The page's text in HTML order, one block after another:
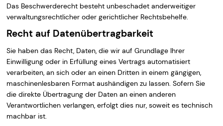
Das Beschwerderecht besteht unbeschadet anderweitiger
verwaltungsrechtlicher oder gerichtlicher Rechtsbehelfe.
Recht auf Datenübertragbarkeit
Sie haben das Recht, Daten, die wir auf Grundlage Ihrer
Einwilligung oder in Erfüllung eines Vertrags automatisiert
verarbeiten, an sich oder an einen Dritten in einem gängigen,
maschinenlesbaren Format aushändigen zu lassen. Sofern Sie
die direkte Übertragung der Daten an einen anderen
Verantwortlichen verlangen, erfolgt dies nur, soweit es technisch
machbar ist.